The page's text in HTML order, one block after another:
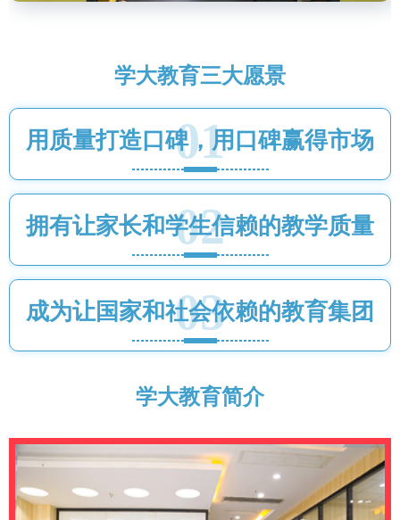
学大教育三大愿景
用质量打造口碑，用口碑赢得市场
01
拥有让家长和学生信赖的教学质量
02
成为让国家和社会依赖的教育集团
03
学大教育简介